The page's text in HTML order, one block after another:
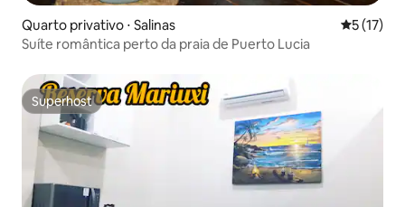
Quarto privativo ⋅ Salinas 5 de uma
5 (17)
Suíte romântica perto da praia de Puerto Lucia
Superhost
Superhost